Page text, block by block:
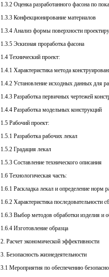
1.3.2 Оценка разработанного фасона по
1.3.3 Конфекционирование материалов
1.3.4 Анализ формы поверхности
1.3.5 Эскизная проработка фасона
1.4 Технический проект:
1.4.1 Характеристика метода
1.4.2 Установление исходных данных для
1.4.3 Разработка первичных чертежей
1.4.4 Разработка модельных конструкций
1.5 Рабочий проект:
1.5.1 Разработка рабочих лекал
1.5.2 Градация лекал
1.5.3 Составление технического описания
1.6 Технологическая часть:
1.6.1 Раскладка лекал и определение норм
1.6.2 Характеристика последовательности
1.6.3 Выбор методов обработки изделия и
1.6.4 Изготовление образца
2. Расчет экономической эффективности
3. Безопасность жизнедеятельности
3.1 Мероприятия по обеспечению